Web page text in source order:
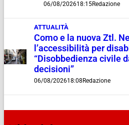
06/08/202618:15Redazione
ATTUALITÀ
Como e la nuova Ztl.
l’accessibilità per
“Disobbedienza civile
decisioni”
06/08/202618:08 Redazione